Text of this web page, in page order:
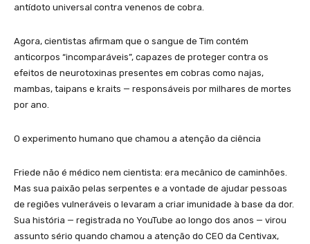
antídoto universal contra venenos de cobra.
Agora, cientistas afirmam que o sangue de Tim contém
anticorpos “incomparáveis”, capazes de proteger contra os
efeitos de neurotoxinas presentes em cobras como najas,
mambas, taipans e kraits — responsáveis por milhares de mortes
por ano.
O experimento humano que chamou a atenção da ciência
Friede não é médico nem cientista: era mecânico de caminhões.
Mas sua paixão pelas serpentes e a vontade de ajudar pessoas
de regiões vulneráveis o levaram a criar imunidade à base da dor.
Sua história — registrada no YouTube ao longo dos anos — virou
assunto sério quando chamou a atenção do CEO da Centivax,